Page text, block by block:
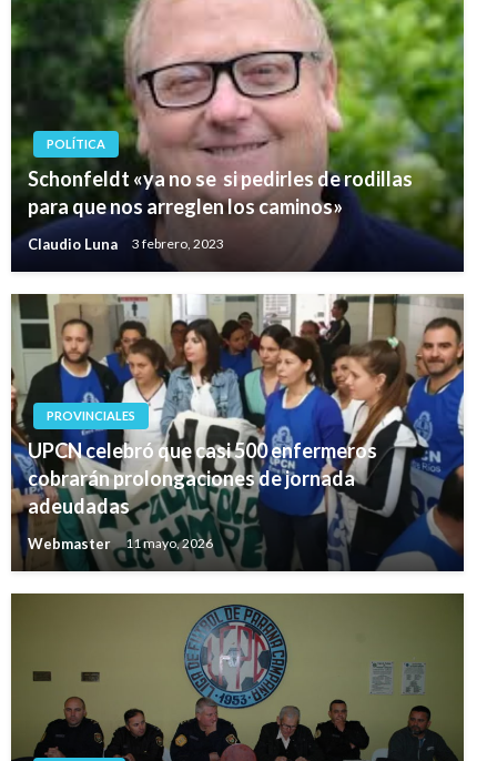
POLÍTICA
Schonfeldt «ya no se si pedirles de rodillas
para que nos arreglen los caminos»
Claudio Luna 3 febrero, 2023
PROVINCIALES
UPCN celebró que casi 500 enfermeros
cobrarán prolongaciones de jornada
adeudadas
Webmaster 11 mayo, 2026